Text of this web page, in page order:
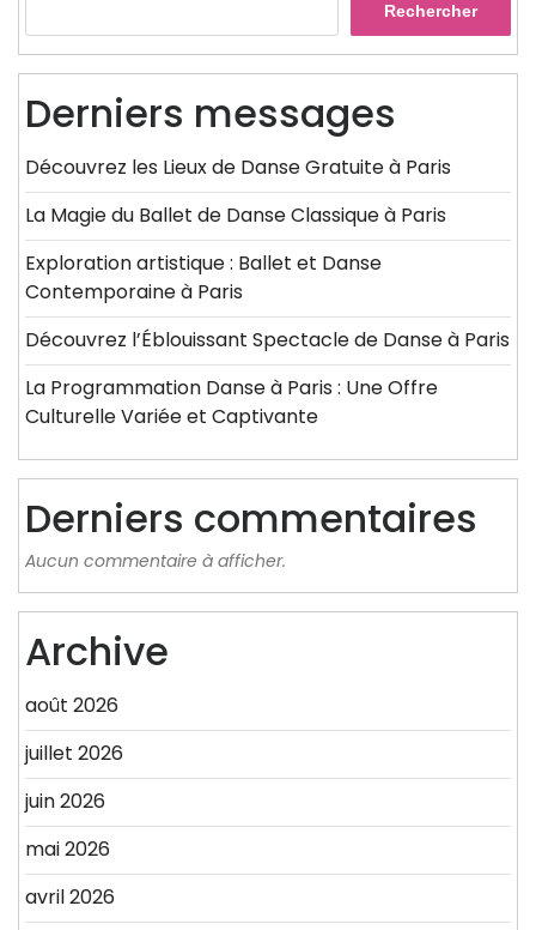
Rechercher
Derniers messages
Découvrez les Lieux de Danse Gratuite à Paris
La Magie du Ballet de Danse Classique à Paris
Exploration artistique : Ballet et Danse
Contemporaine à Paris
Découvrez l’Éblouissant Spectacle de Danse à Paris
La Programmation Danse à Paris : Une Offre
Culturelle Variée et Captivante
Derniers commentaires
Aucun commentaire à afficher.
Archive
août 2026
juillet 2026
juin 2026
mai 2026
avril 2026